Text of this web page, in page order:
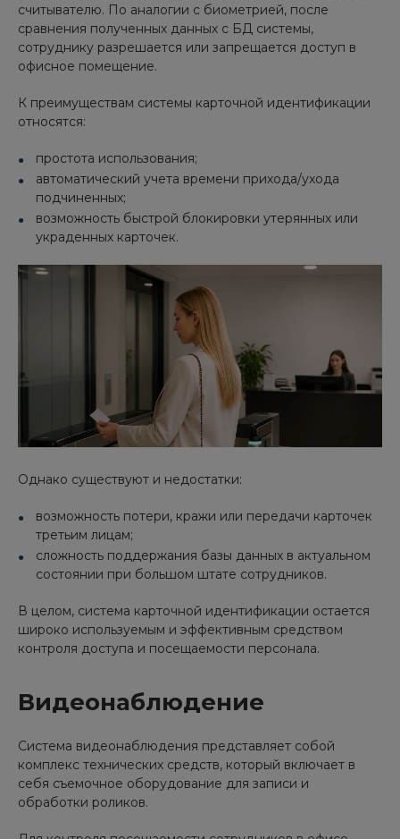
считывателю. По аналогии с биометрией, после
сравнения полученных данных с БД системы,
сотруднику разрешается или запрещается доступ в
офисное помещение.
К преимуществам системы карточной идентификации
относятся:
простота использования;
автоматический учета времени прихода/ухода
подчиненных;
возможность быстрой блокировки утерянных или
украденных карточек.
Однако существуют и недостатки:
возможность потери, кражи или передачи карточек
третьим лицам;
сложность поддержания базы данных в актуальном
состоянии при большом штате сотрудников.
В целом, система карточной идентификации остается
широко используемым и эффективным средством
контроля доступа и посещаемости персонала.
Видеонаблюдение
Система видеонаблюдения представляет собой
комплекс технических средств, который включает в
себя съемочное оборудование для записи и
обработки роликов.